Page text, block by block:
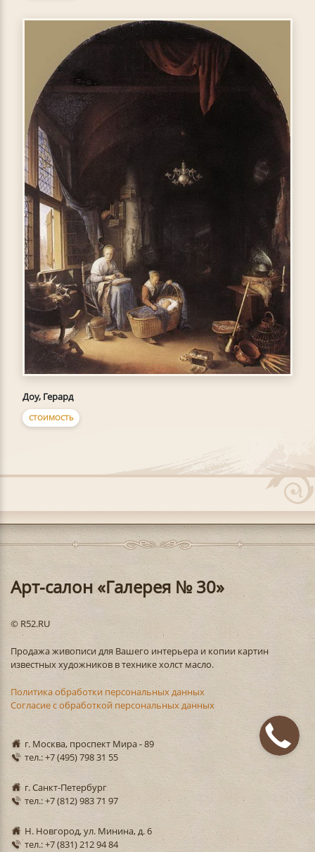
Доу, Герард
СТОИМОСТЬ
Арт-салон «Галерея № 30»
© R52.RU
Продажа живописи для Вашего интерьера и копии картин
известных художников в технике холст масло.
Политика обработки персональных данных
Согласие с обработкой персональных данных
г. Москва, проспект Мира - 89
тел.: +7 (495) 798 31 55
г. Санкт-Петербург
тел.: +7 (812) 983 71 97
Н. Новгород, ул. Минина, д. 6
тел.: +7 (831) 212 94 84